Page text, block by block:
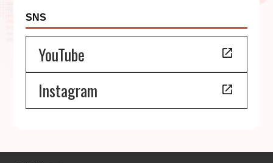
SNS
YouTube
Instagram